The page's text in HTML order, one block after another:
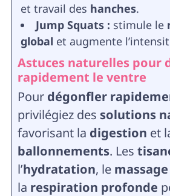
et travail des hanches.
Jump Squats : stimule le
global et augmente
Astuces naturelles pour
rapidement le ventre
Pour dégonfler
privilégiez des solutions
favorisant la digestion et
ballonnements. Les
l’hydratation, le
la respiration profonde